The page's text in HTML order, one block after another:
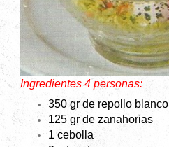
Ingredientes 4 personas:
350 gr de repollo blanco
125 gr de zanahorias
1 cebolla